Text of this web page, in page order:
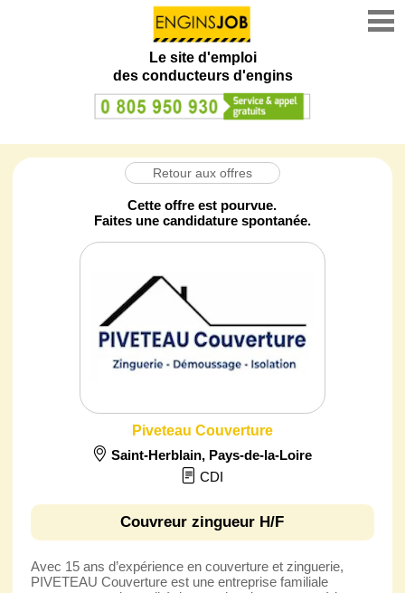
Le site d'emploi
des conducteurs d'engins
Retour aux offres
Cette offre est pourvue.
Faites une candidature spontanée.
Piveteau Couverture
Saint-Herblain, Pays-de-la-Loire
CDI
Couvreur zingueur H/F
Avec 15 ans d’expérience en couverture et zinguerie,
PIVETEAU Couverture est une entreprise familiale